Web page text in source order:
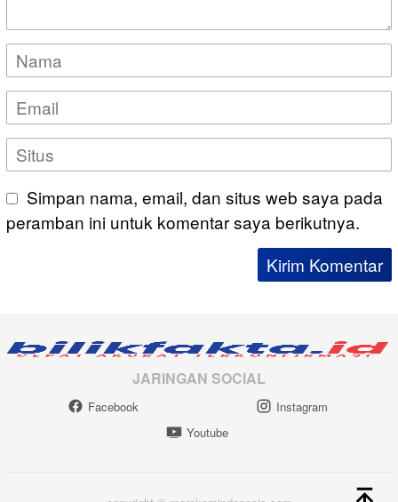
Simpan nama, email, dan situs web saya pada
peramban ini untuk komentar saya berikutnya.
JARINGAN SOCIAL
Facebook
Instagram
Youtube